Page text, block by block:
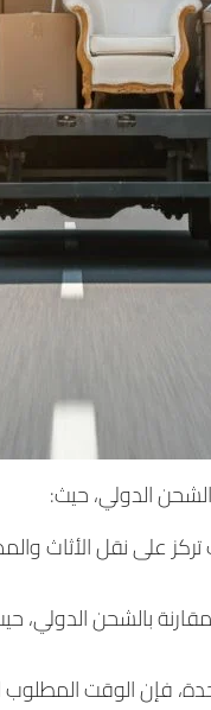
الدولي، حيث:
على نقل الأثاث
بالشحن الدولي،
فإن الوقت